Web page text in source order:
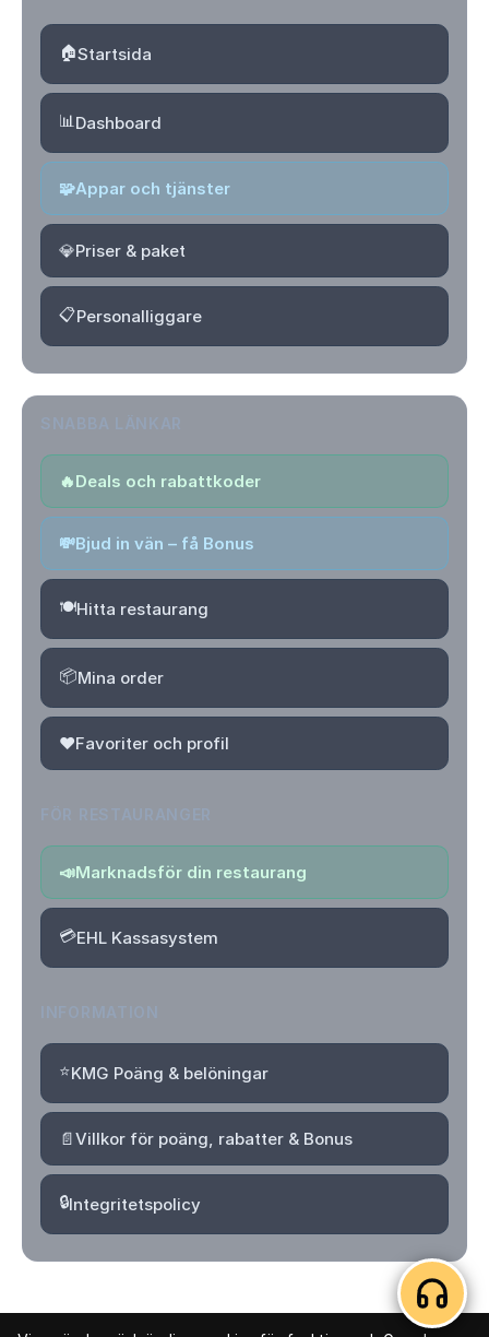
🏠Startsida
📊Dashboard
🧩Appar och tjänster
💎Priser & paket
📋Personalliggare
🔥Deals och rabattkoder
💸Bjud in vän – få Bonus
🍽️Hitta restaurang
📦Mina order
❤️Favoriter och profil
📣Marknadsför din restaurang
💳EHL Kassasystem
⭐KMG Poäng & belöningar
📄Villkor för poäng, rabatter & Bonus
🔒Integritetspolicy